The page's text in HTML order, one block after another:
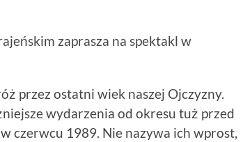
zaprasza na spektakl w
przez ostatni wiek naszej Ojczyzny.
wydarzenia od okresu tuż przed
czerwcu 1989. Nie nazywa ich wprost,